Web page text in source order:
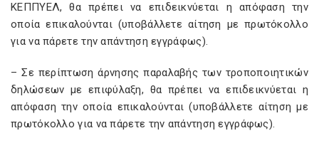
ΚΕΠΠΥΕΛ, θα πρέπει να επιδεικνύεται η απόφαση την
οποία επικαλούνται (υποβάλλετε αίτηση με πρωτόκολλο
για να πάρετε την απάντηση εγγράφως).
– Σε περίπτωση άρνησης παραλαβής των τροποποιητικών
δηλώσεων με επιφύλαξη, θα πρέπει να επιδεικνύεται η
απόφαση την οποία επικαλούνται (υποβάλλετε αίτηση με
πρωτόκολλο για να πάρετε την απάντηση εγγράφως).